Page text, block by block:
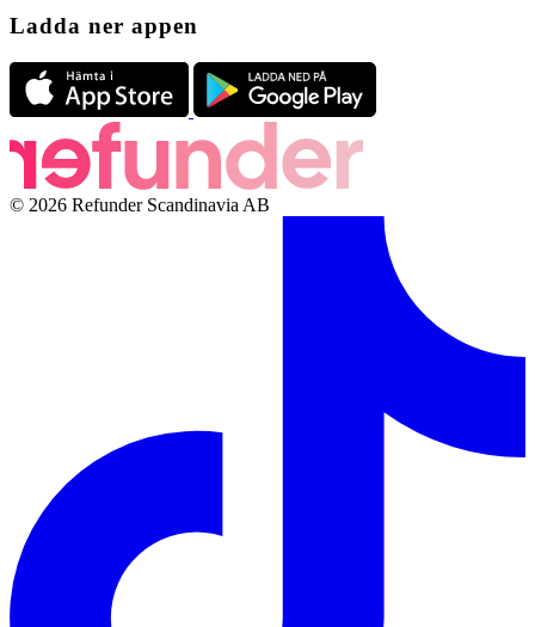
Ladda ner appen
© 2026 Refunder Scandinavia AB